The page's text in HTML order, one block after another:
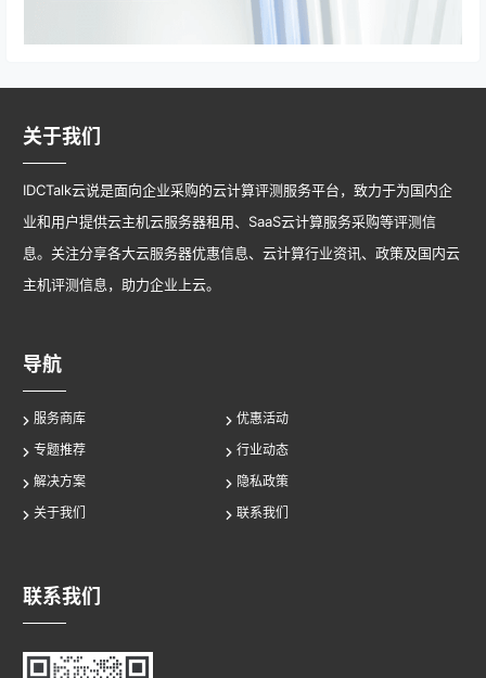
关于我们
IDCTalk云说是面向企业采购的云计算评测服务平台，致力于为国内企
业和用户提供云主机云服务器租用、SaaS云计算服务采购等评测信
息。关注分享各大云服务器优惠信息、云计算行业资讯、政策及国内云
主机评测信息，助力企业上云。
导航
服务商库
优惠活动
专题推荐
行业动态
解决方案
隐私政策
关于我们
联系我们
联系我们